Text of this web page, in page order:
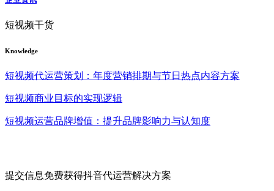
短视频干货
Knowledge
短视频代运营策划：年度营销排期与节日热点内容方案
短视频商业目标的实现逻辑
短视频运营品牌增值：提升品牌影响力与认知度
提交信息免费获得抖音代运营解决方案